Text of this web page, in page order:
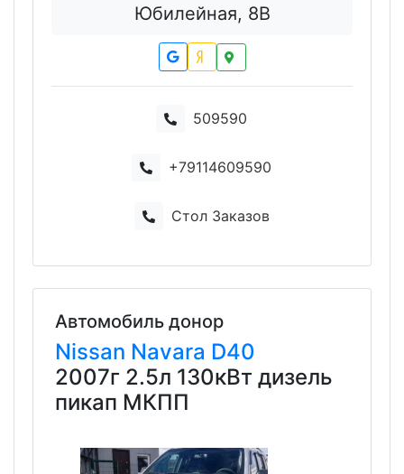
Юбилейная, 8В
509590
+79114609590
Стол Заказов
Автомобиль донор
Nissan Navara D40
2007г 2.5л 130кВт дизель
пикап МКПП